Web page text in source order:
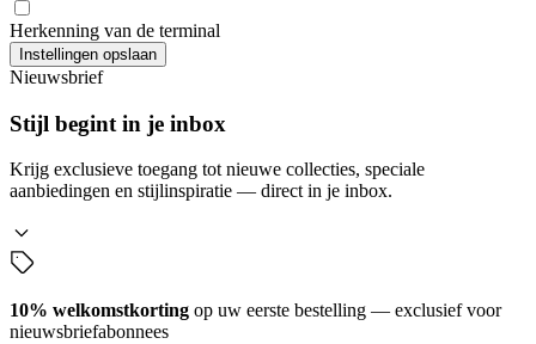
Herkenning van de terminal
Nieuwsbrief
Stijl begint in je inbox
Krijg exclusieve toegang tot nieuwe collecties, speciale
aanbiedingen en stijlinspiratie — direct in je inbox.
10% welkomstkorting op uw eerste bestelling — exclusief voor
nieuwsbriefabonnees